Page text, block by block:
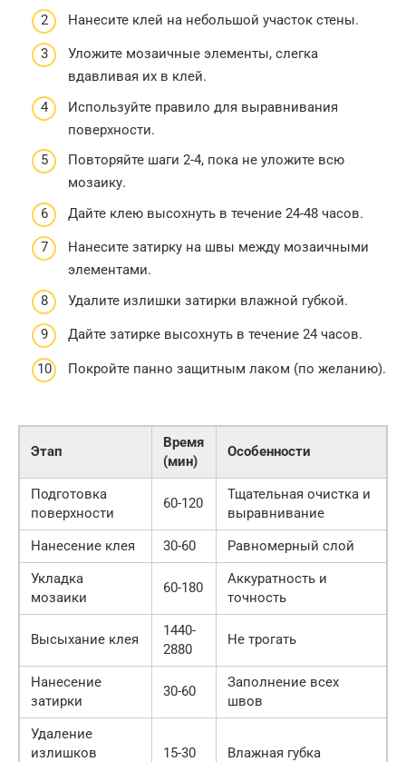
Нанесите клей на небольшой участок стены.
Уложите мозаичные элементы, слегка
вдавливая их в клей.
Используйте правило для выравнивания
поверхности.
Повторяйте шаги 2-4, пока не уложите всю
мозаику.
Дайте клею высохнуть в течение 24-48 часов.
Нанесите затирку на швы между мозаичными
элементами.
Удалите излишки затирки влажной губкой.
Дайте затирке высохнуть в течение 24 часов.
Покройте панно защитным лаком (по желанию).
Этап
Время
(мин)
Особенности
Подготовка
поверхности
60-120
Тщательная очистка и
выравнивание
Нанесение клея
30-60
Равномерный слой
Укладка
мозаики
60-180
Аккуратность и
точность
Высыхание клея
1440-
2880
Не трогать
Нанесение
затирки
30-60
Заполнение всех
швов
Удаление
излишков
15-30 Влажная губка